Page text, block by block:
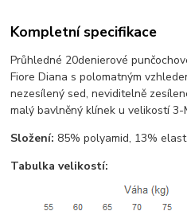
Kompletní specifikace
Průhledné 20denierové
Fiore Diana s polomatným
nezesílený sed, neviditelně
malý bavlněný klínek u velikostí 3-
Složení: 85% polyamid, 13%
Tabulka velikostí: